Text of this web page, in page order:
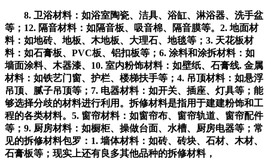
8. 卫浴材料：如浴室陶瓷、洁具、浴缸、淋浴器、洗手盆
等；12. 隔音材料：如隔音板、吸音棉、隔音膜等。2. 地面材
料：如地砖、地板、木地板、大理石、地毯等；3. 天花板材
料：如石膏板、PVC板、铝扣板等；6. 涂料和涂拆材料：如
墙面涂料、木器漆、10. 室内粉饰材料：如壁纸、石膏线. 金属
材料：如铁艺门窗、护栏、楼梯扶手等；4. 吊顶材料：如悬浮
吊顶、腻子吊顶等；7. 电器材料：如开关、插座、灯具等；能
够选择分歧的材料进行利用。拆修材料是指用于建建粉饰和工
程的各类材料。5. 窗帘材料：如窗帘布、窗帘轨道、窗帘配件
等；9. 厨房材料：如橱柜、操做台面、水槽、厨房电器等；常
见的拆修材料包罗：1. 墙体材料：如砖、砖块、石材、木材、
石膏板等；现实上还有良多其他品种的拆修材料，